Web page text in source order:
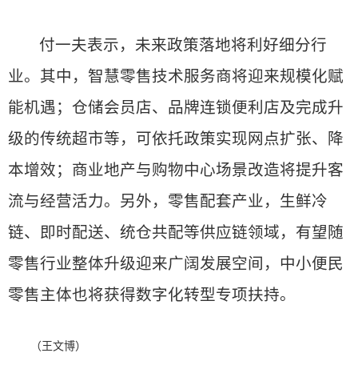
付一夫表示，未来政策落地将利好细分行
业。其中，智慧零售技术服务商将迎来规模化赋
能机遇；仓储会员店、品牌连锁便利店及完成升
级的传统超市等，可依托政策实现网点扩张、降
本增效；商业地产与购物中心场景改造将提升客
流与经营活力。另外，零售配套产业，生鲜冷
链、即时配送、统仓共配等供应链领域，有望随
零售行业整体升级迎来广阔发展空间，中小便民
零售主体也将获得数字化转型专项扶持。
（王文博）